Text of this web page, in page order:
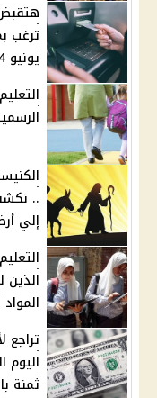
ترغب
يونيو 2024
..
إلي
الذين
ثمنة